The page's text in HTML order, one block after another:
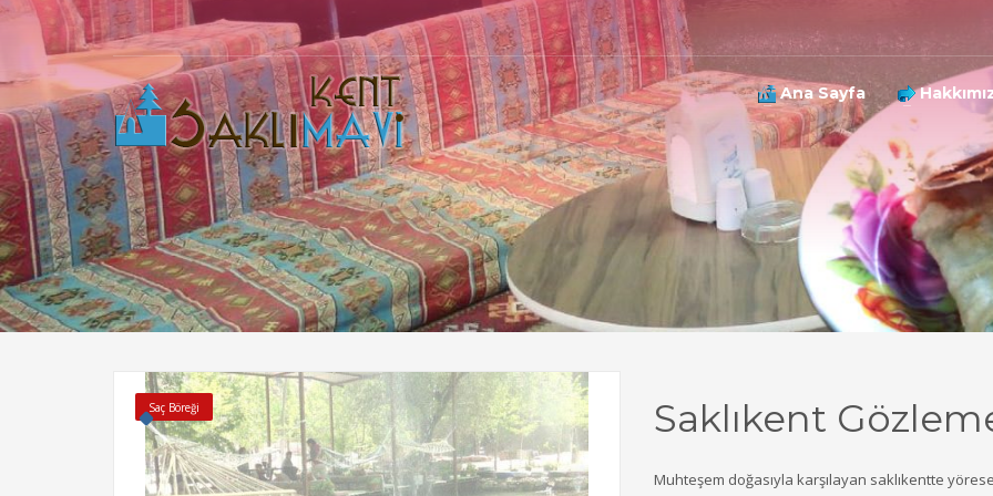
Saklımavi Kent
1 90 535 454 21 63 2 90 535 454 21 63 3 info@saklimavikent.com
Aklar Mah. Camızlar Sk. Kaş / Antalya
Ana Sayfa
Saç Böreği Saklıkent
Muhteşem doğasıyla karşılayan saklıkentte